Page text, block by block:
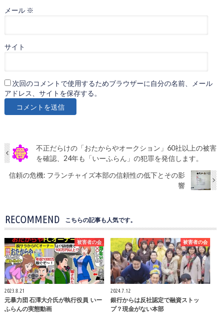
メール ※
サイト
次回のコメントで使用するためブラウザーに自分の名前、メール
アドレス、サイトを保存する。
不正だらけの「おたからやオークション」60社以上の被害
を確認、24年も「いーふらん」の犯罪を発信します。
信頼の危機: フランチャイズ本部の信頼性の低下とその影
響
RECOMMEND こちらの記事も人気です。
被害者の会
2023.8.21
元暴力団 石澤大介氏が執行役員 いー
ふらんの実態動画
被害者の会
2024.7.12
銀行からは反社認定で融資ストッ
プ？現金がない本部